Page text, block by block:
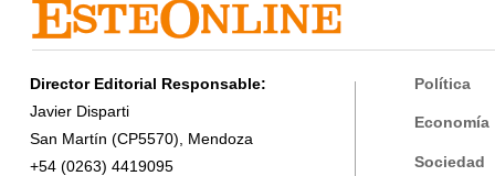
Director Editorial Responsable:
Política
Javier Disparti
Economía
San Martín (CP5570), Mendoza
Sociedad
+54 (0263) 4419095